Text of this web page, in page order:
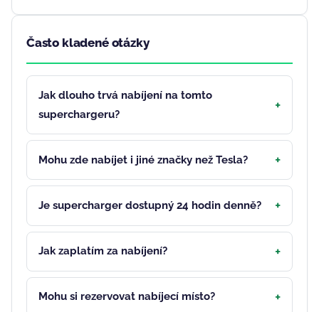
Často kladené otázky
Jak dlouho trvá nabíjení na tomto
superchargeru?
Mohu zde nabíjet i jiné značky než Tesla?
Je supercharger dostupný 24 hodin denně?
Jak zaplatím za nabíjení?
Mohu si rezervovat nabíjecí místo?